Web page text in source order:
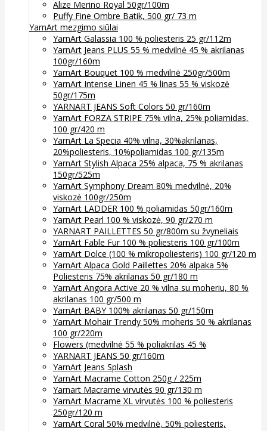
Alize Merino Royal 50gr/100m
Puffy Fine Ombre Batik, 500 gr/ 73 m
YarnArt mezgimo siūlai
YarnArt Galassia 100 % poliesteris 25 gr/112m
YarnArt Jeans PLUS 55 % medvilnė 45 % akrilanas
100gr/160m
YarnArt Bouquet 100 % medvilnė 250gr/500m
YarnArt Intense Linen 45 % linas 55 % viskozė
50gr/175m
YARNART JEANS Soft Colors 50 gr/160m
YarnArt FORZA STRIPE 75% vilna, 25% poliamidas,
100 gr/420 m
YarnArt La Specia 40% vilna, 30%akrilanas,
20%poliesteris, 10%poliamidas 100 gr/135m
YarnArt Stylish Alpaca 25% alpaca, 75 % akrilanas
150gr/525m
YarnArt Symphony Dream 80% medvilnė, 20%
viskozė 100gr/250m
YarnArt LADDER 100 % poliamidas 50gr/160m
YarnArt Pearl 100 % viskozė, 90 gr/270 m
YARNART PAILLETTES 50 gr/800m su žvyneliais
YarnArt Fable Fur 100 % poliesteris 100 gr/100m
YarnArt Dolce (100 % mikropoliesteris) 100 gr/120 m
YarnArt Alpaca Gold Paillettes 20% alpaka 5%
Poliesteris 75% akrilanas 50 gr/180 m
YarnArt Angora Active 20 % vilna su moheriu, 80 %
akrilanas 100 gr/500 m
YarnArt BABY 100% akrilanas 50 gr/150m
YarnArt Mohair Trendy 50% moheris 50 % akrilanas
100 gr/220m
Flowers (medvilnė 55 % poliakrilas 45 %
YARNART JEANS 50 gr/160m
YarnArt Jeans Splash
YarnArt Macrame Cotton 250g / 225m
Yarnart Macrame virvutės 90 gr/130 m
YarnArt Macrame XL virvutės 100 % poliesteris
250gr/120 m
YarnArt Coral 50% medvilnė, 50% poliesteris,